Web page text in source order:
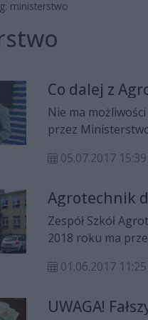
ministerstwo
Co dalej z
Nie ma
przez
Wysłaliśmy
05.07.2017 15:39
Agrotechnik
Zespół Szkół
2018 roku ma
co stanie się z
01.06.2017 11:25
UWAGA!